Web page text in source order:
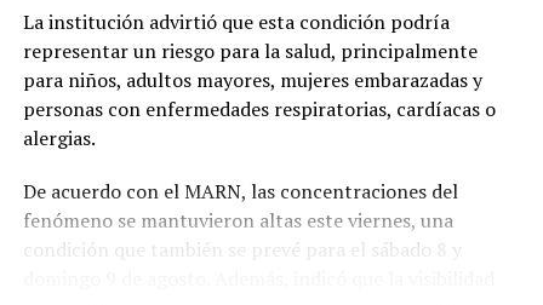
extramatrimonial, a
quien amenazaba con
exponer material íntimo
y contarle a su esposa
si no le entregaba la
suma de 25 millones de
pesos.
La institución advirtió que esta condición podría
representar un riesgo para la salud, principalmente
para niños, adultos mayores, mujeres embarazadas y
personas con enfermedades respiratorias, cardíacas o
alergias.
De acuerdo con el MARN, las concentraciones del
fenómeno se mantuvieron altas este viernes, una
condición que también se prevé para el sábado 8 y